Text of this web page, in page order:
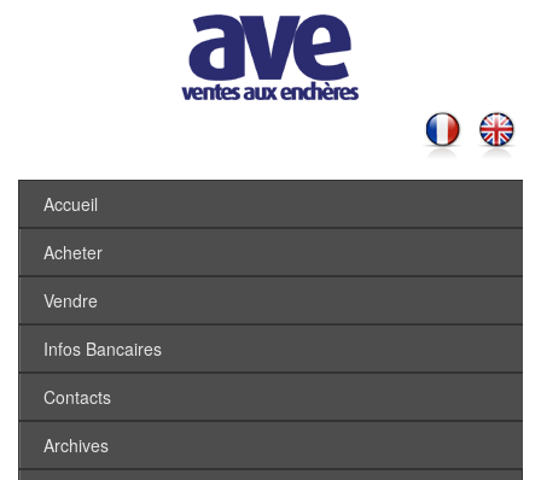
Accueil
Acheter
Vendre
Infos Bancaires
Contacts
Archives